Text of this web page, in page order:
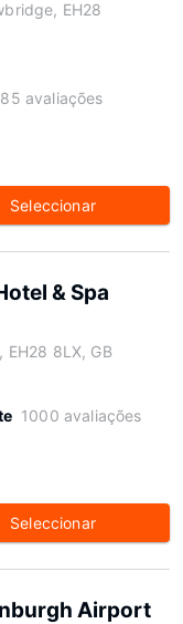
EH28
avaliações
Seleccionar
& Spa
8LX, GB
1000 avaliações
Seleccionar
Airport